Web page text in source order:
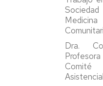
Dra.